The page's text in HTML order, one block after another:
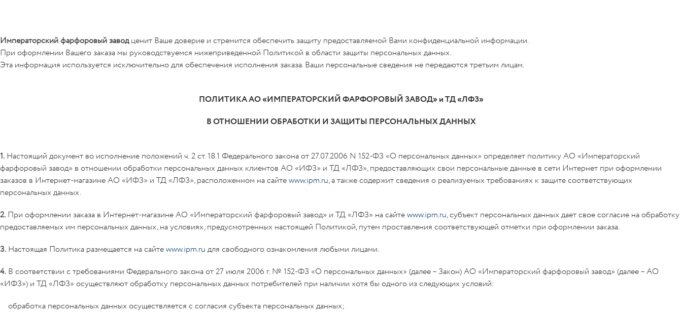
Императорский фарфоровый заводценит Ваше доверие и стремится обеспечить защиту предоставляемой Вами конфиденциальной информации.
При оформлении Вашего заказа мы руководствуемся нижеприведенной Политикой в области защиты персональных данных.
Эта информация используется исключительно для обеспечения исполнения заказа. Ваши персональные сведения не передаются третьим лицам.
ПОЛИТИКА АО «ИМПЕРАТОРСКИЙ ФАРФОРОВЫЙ ЗАВОД» и ТД «ЛФЗ»
В ОТНОШЕНИИ ОБРАБОТКИ И ЗАЩИТЫ ПЕРСОНАЛЬНЫХ ДАННЫХ
1. Настоящий документ во исполнение положений ч. 2 ст. 18.1 Федерального закона от 27.07.2006 N 152-ФЗ «О персональных данных» определяет политику АО «Императорский
фарфоровый завод» в отношении обработки персональных данных клиентов АО «ИФЗ» и ТД «ЛФЗ», предоставляющих свои персональные данные в сети Интернет при оформлении
заказов в Интернет-магазине АО «ИФЗ» и ТД «ЛФЗ», расположенном на сайтеwww.ipm.ru, а также содержит сведения о реализуемых требованиях к защите соответствующих
персональных данных.
2. При оформлении заказа в Интернет-магазине АО «Императорский фарфоровый завод» и ТД «ЛФЗ» на сайтеwww.ipm.ru, субъект персональных данных дает свое согласие на обработку
предоставляемых им персональных данных, на условиях, предусмотренных настоящей Политикой, путем проставления соответствующей отметки при оформлении заказа.
3. Настоящая Политика размещается на сайтеwww.ipm.ru для свободного ознакомления любыми лицами.
4. В соответствии с требованиями Федерального закона от 27 июля 2006 г. № 152-ФЗ «О персональных данных» (далее – Закон) АО «Императорский фарфоровый завод» (далее – АО
«ИФЗ») и ТД «ЛФЗ» осуществляют обработку персональных данных потребителей при наличии хотя бы одного из следующих условий:
обработка персональных данных осуществляется с согласия субъекта персональных данных;